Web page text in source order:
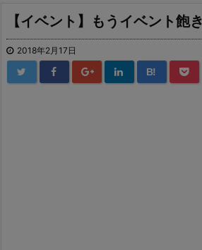
【イベント】もうイベント飽
2018年2月17日
B!